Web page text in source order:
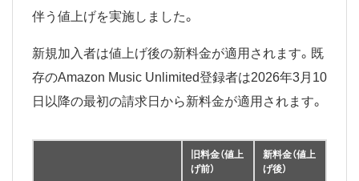
伴う値上げを実施しました。
新規加入者は値上げ後の新料金が適用されます。既
存のAmazon Music Unlimited登録者は2026年3月10
日以降の最初の請求日から新料金が適用されます。
旧料金（値上
げ前）
新料金（値上
げ後）